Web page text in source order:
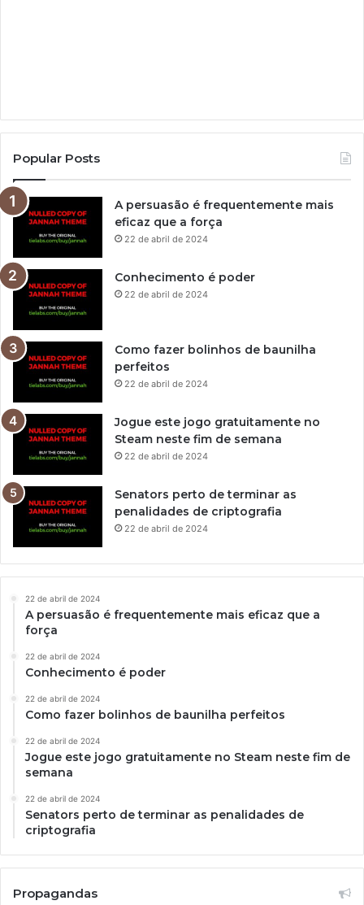
Popular Posts
A persuasão é frequentemente mais
eficaz que a força
22 de abril de 2024
Conhecimento é poder
22 de abril de 2024
Como fazer bolinhos de baunilha
perfeitos
22 de abril de 2024
Jogue este jogo gratuitamente no
Steam neste fim de semana
22 de abril de 2024
Senators perto de terminar as
penalidades de criptografia
22 de abril de 2024
22 de abril de 2024
A persuasão é frequentemente mais eficaz que a
força
22 de abril de 2024
Conhecimento é poder
22 de abril de 2024
Como fazer bolinhos de baunilha perfeitos
22 de abril de 2024
Jogue este jogo gratuitamente no Steam neste fim de
semana
22 de abril de 2024
Senators perto de terminar as penalidades de
criptografia
Propagandas